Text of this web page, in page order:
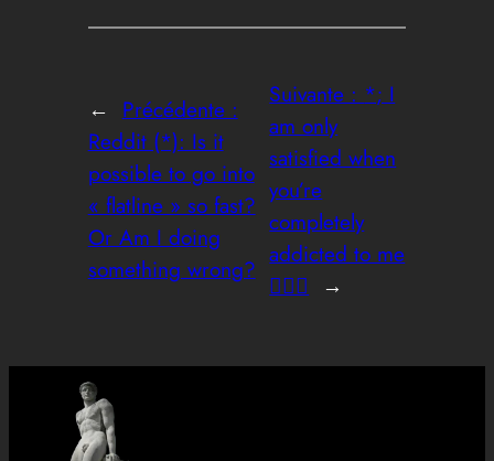
← Précédente :
Reddit (*): Is it
possible to go into
« flatline » so fast?
Or Am I doing
something wrong?
Suivante : *; I
am only
satisfied when
you’re
completely
addicted to me
😵‍💫💦
→